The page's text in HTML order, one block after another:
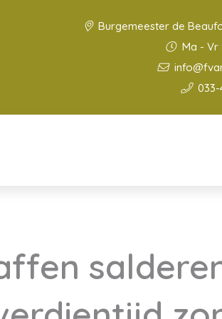
Burgemeester de
Ma - Vr
033-